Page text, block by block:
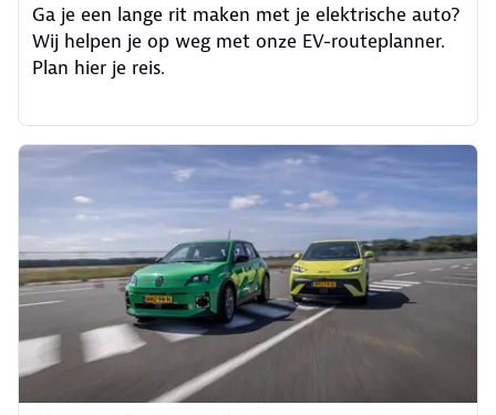
Ga je een lange rit maken met je elektrische auto?
Wij helpen je op weg met onze EV-routeplanner.
Plan hier je reis.